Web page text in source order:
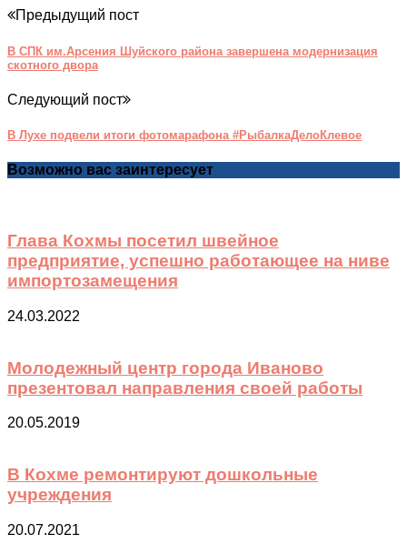
Предыдущий пост
В СПК им.Арсения Шуйского района завершена модернизация
скотного двора
Следующий пост
В Лухе подвели итоги фотомарафона #РыбалкаДелоКлевое
Возможно вас заинтересует
Глава Кохмы посетил швейное
предприятие, успешно работающее на ниве
импортозамещения
24.03.2022
Молодежный центр города Иваново
презентовал направления своей работы
20.05.2019
В Кохме ремонтируют дошкольные
учреждения
20.07.2021